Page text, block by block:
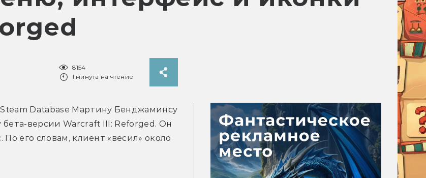
8154
1 минута на чтение
бета-версии Warcraft III: Reforged. Он
его словам, клиент «весил» около